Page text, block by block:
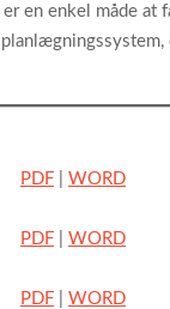
en enkel måde at
PDF| WORD
PDF| WORD
PDF| WORD